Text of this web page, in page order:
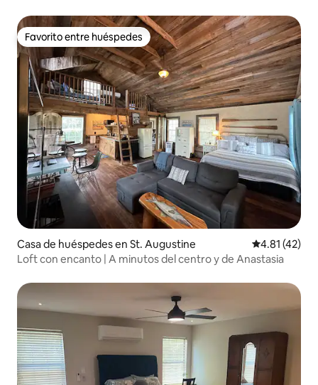
Favorito entre huéspedes
Favorito entre huéspedes
Casa de huéspedes en St. Augustine Calificación
4.81 (42)
Loft con encanto | A minutos del centro y de Anastasia